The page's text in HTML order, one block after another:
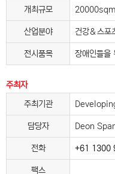
개최규모
산업분야 건강＆스포
전시품목 장애인들을
주최자
주최기관
담당자 Deon
전화 +61 1300
팩스